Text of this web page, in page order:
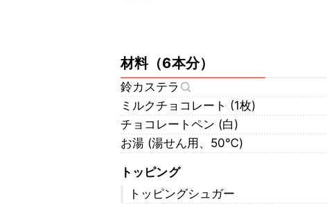
材料（6本分）
鈴カステラ
ミルクチョコレート (1枚)
チョコレートペン (白)
お湯 (湯せん用、50℃)
トッピング
トッピングシュガー